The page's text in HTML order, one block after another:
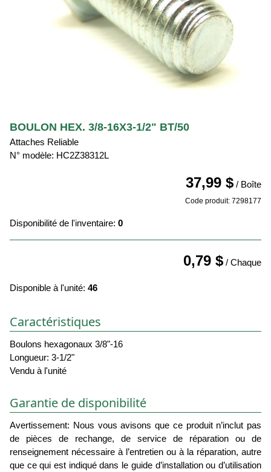
BOULON HEX. 3/8-16X3-1/2" BT/50
Attaches Reliable
N° modèle: HC2Z38312L
37,99 $ / Boîte
Code produit: 7298177
Disponibilité de l'inventaire: 0
0,79 $ / Chaque
Disponible à l'unité: 46
Caractéristiques
Boulons hexagonaux 3/8"-16
Longueur: 3-1/2"
Vendu à l'unité
Garantie de disponibilité
Avertissement: Nous vous avisons que ce produit n’inclut pas
de pièces de rechange, de service de réparation ou de
renseignement nécessaire à l’entretien ou à la réparation, autre
que ce qui est indiqué dans le guide d’installation ou d’utilisation